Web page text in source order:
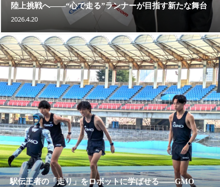
陸上挑戦へ——“心で走る”ランナーが目指す新たな舞台
2026.4.20
駅伝王者の「走り」をロボットに学ばせる——GMO